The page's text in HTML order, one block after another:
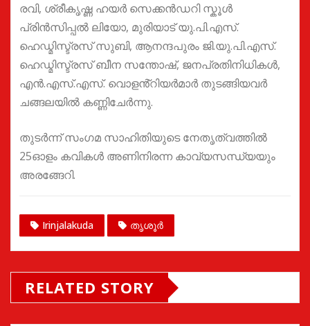
രവി, ശ്രീകൃഷ്ണ ഹയർ സെക്കൻഡറി സ്കൂൾ
പ്രിൻസിപ്പൽ ലിയോ, മുരിയാട് യു.പി.എസ്.
ഹെഡ്മിസ്ട്രസ് സുബി, ആനന്ദപുരം ജി.യു.പി.എസ്.
ഹെഡ്മിസ്ട്രസ് ബീന സന്തോഷ്, ജനപ്രതിനിധികൾ,
എൻ.എസ്.എസ്. വൊളൻ്റിയർമാർ തുടങ്ങിയവർ
ചങ്ങലയിൽ കണ്ണിചേർന്നു.
തുടർന്ന് സംഗമ സാഹിതിയുടെ നേതൃത്വത്തിൽ
25ഓളം കവികൾ അണിനിരന്ന കാവ്യസന്ധ്യയും
അരങ്ങേറി.
Irinjalakuda തൃശൂർ
RELATED STORY